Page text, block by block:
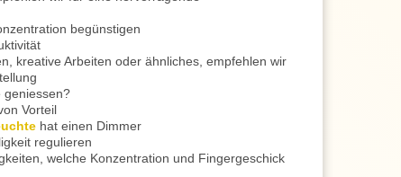
begünstigen
kreative Arbeiten oder ähnliches, empfehlen wir
geniessen?
Vorteil
hat einen Dimmer
regulieren
welche Konzentration und Fingergeschick